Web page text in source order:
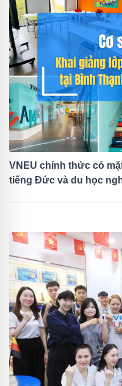
VNEU chính thức có
tiếng Đức và du học